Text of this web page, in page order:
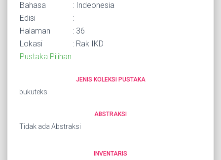
Bahasa
: Indeonesia
Edisi
:
Halaman
: 36
Lokasi
: Rak IKD
Pustaka Pilihan
JENIS KOLEKSI PUSTAKA
bukuteks
ABSTRAKSI
Tidak ada Abstraksi
INVENTARIS